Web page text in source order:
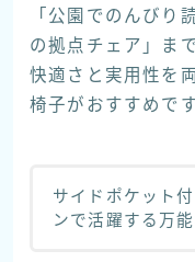
「公園でのんびり
の拠点チェア」ま
快適さと実用性を
椅子がおすすめです
サイドポケット
ンで活躍する万